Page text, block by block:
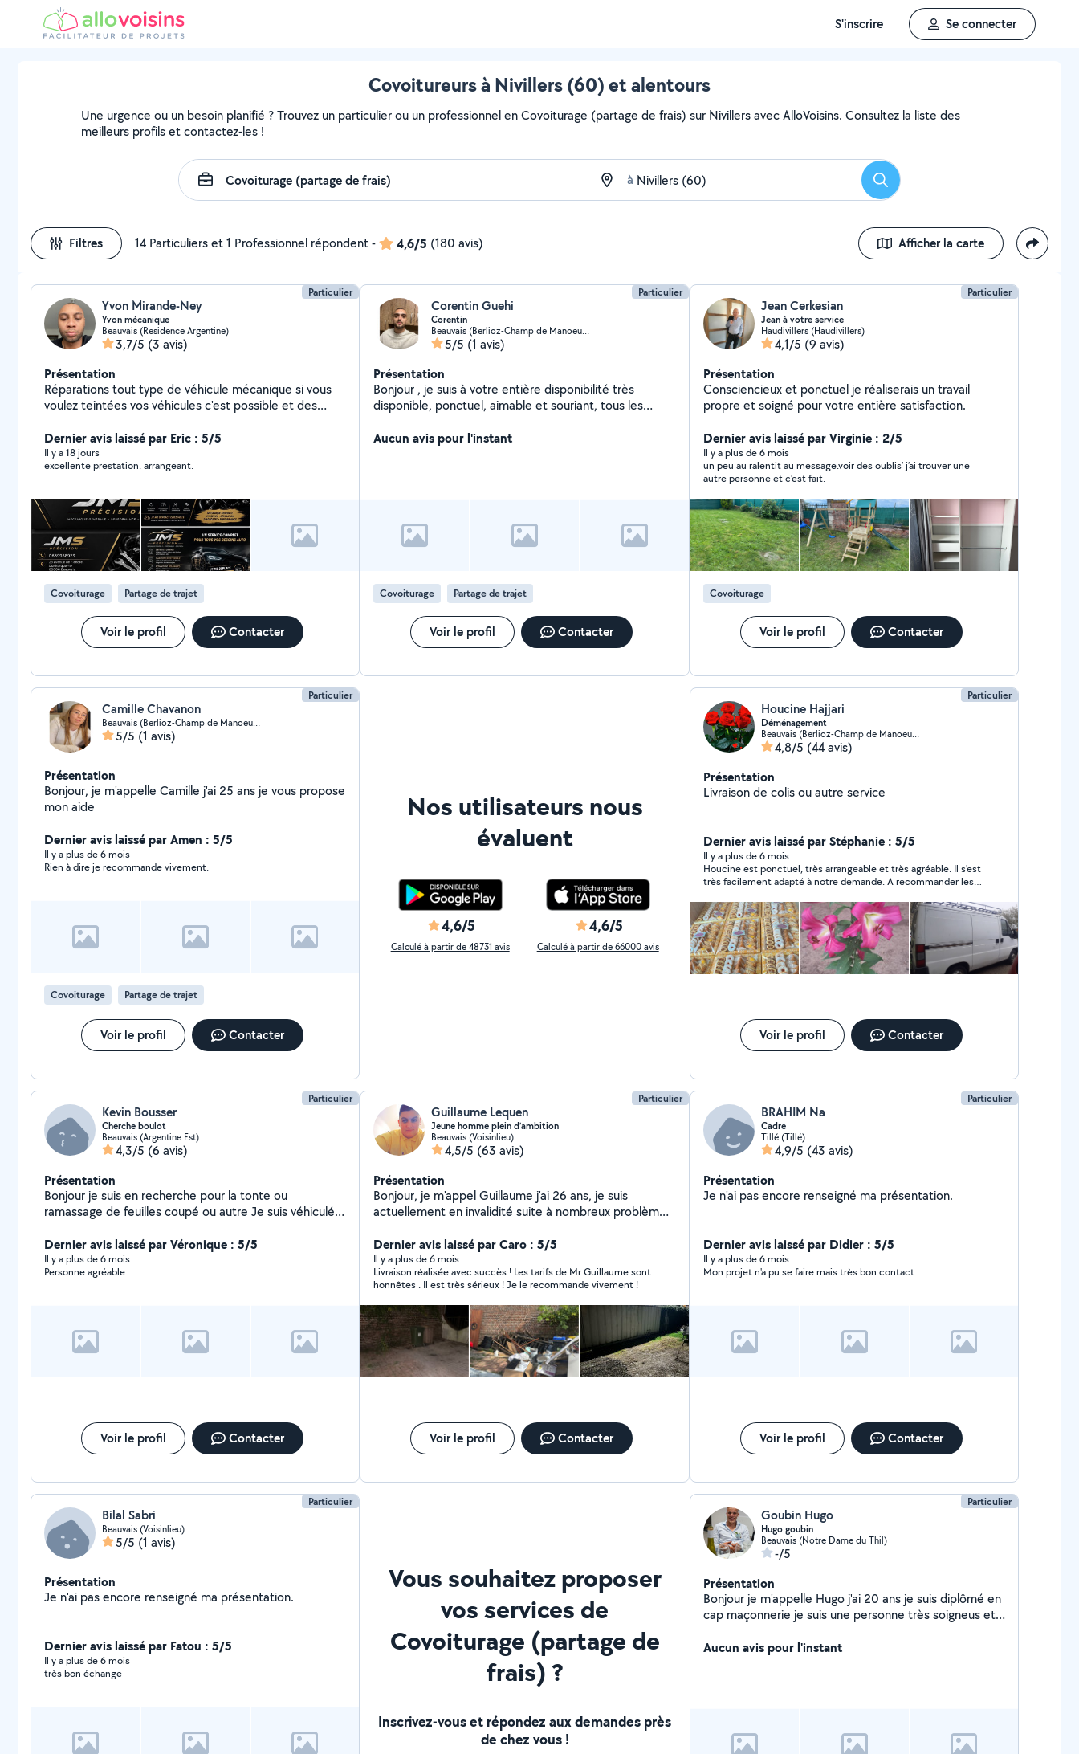
S'inscrire Se connecter
Covoitureurs à Nivillers (60) et alentours
Une urgence ou un besoin planifié ? Trouvez un particulier ou un professionnel en Covoiturage (partage de frais) sur Nivillers avec AlloVoisins. Consultez la liste des
meilleurs profils et contactez-les !
à Rechercher
Filtres 14 Particuliers et 1 Professionnel répondent- 4,6/5 (180 avis) Afficher la carte
Particulier
Yvon Mirande-Ney
Yvon mécanique
Beauvais (Residence Argentine)
3,7/5 (3 avis)
Présentation
Réparations tout type de véhicule mécanique si vous
voulez teintées vos véhicules c'est possible et des
Dernier avis laissé par Eric : 5/5
Il y a 18 jours
excellente prestation. arrangeant.
Covoiturage Partage de trajet
Voir le profil Contacter
Particulier
Corentin Guehi
Corentin
Beauvais (Berlioz-Champ de Manoeuvre)
5/5 (1 avis)
Présentation
Bonjour , je suis à votre entière disponibilité très
disponible, ponctuel, aimable et souriant, tous les
est ma priorité
Aucun avis pour l'instant
Covoiturage Partage de trajet
Voir le profil Contacter
Particulier
Jean Cerkesian
Jean à votre service
Haudivillers (Haudivillers)
4,1/5 (9 avis)
Présentation
Consciencieux et ponctuel je réaliserais un travail
propre et soigné pour votre entière satisfaction.
Dernier avis laissé par Virginie : 2/5
Il y a plus de 6 mois
un peu au ralentit au message.voir des oublis’ j’ai trouver une
autre personne et c’est fait.
Covoiturage
Voir le profil Contacter
Particulier
Camille Chavanon
Beauvais (Berlioz-Champ de Manoeuvre)
5/5 (1 avis)
Présentation
Bonjour, je m'appelle Camille j'ai 25 ans je vous propose
mon aide
Dernier avis laissé par Amen : 5/5
Il y a plus de 6 mois
Rien à dire je recommande vivement.
Covoiturage Partage de trajet
Voir le profil Contacter
Nos utilisateurs nous
évaluent
4,6/5
Calculé à partir de 48731 avis
4,6/5
Calculé à partir de 66000 avis
Particulier
Houcine Hajjari
Déménagement
Beauvais (Berlioz-Champ de Manoeuvre)
4,8/5 (44 avis)
Présentation
Livraison de colis ou autre service
Dernier avis laissé par Stéphanie : 5/5
Il y a plus de 6 mois
Houcine est ponctuel, très arrangeable et très agréable. Il s'est
très facilement adapté à notre demande. A recommander les
Voir le profil Contacter
Particulier
Kevin Bousser
Cherche boulot
Beauvais (Argentine Est)
4,3/5 (6 avis)
Présentation
Bonjour je suis en recherche pour la tonte ou
ramassage de feuilles coupé ou autre Je suis véhiculé
Dernier avis laissé par Véronique : 5/5
Il y a plus de 6 mois
Personne agréable
Voir le profil Contacter
Particulier
Guillaume Lequen
Jeune homme plein d’ambition
Beauvais (Voisinlieu)
4,5/5 (63 avis)
Présentation
Bonjour, je m'appel Guillaume j'ai 26 ans, je suis
actuellement en invalidité suite à nombreux problèmes
sans problème. Passionné par les espaces verts et la
cuisine je suis disponible pour entretenir vos jardins ou
de m'occuper du repas de vos différents événements.
Motivé, serviable et professionnel j'attend vos
demandes avec grand plaisir.
Dernier avis laissé par Caro : 5/5
Il y a plus de 6 mois
Livraison réalisée avec succès ! Les tarifs de Mr Guillaume sont
honnêtes . Il est très sérieux ! Je le recommande vivement !
Voir le profil Contacter
Particulier
BRAHIM Na
Cadre
Tillé (Tillé)
4,9/5 (43 avis)
Présentation
Je n'ai pas encore renseigné ma présentation.
Dernier avis laissé par Didier : 5/5
Il y a plus de 6 mois
Mon projet n'a pu se faire mais très bon contact
Voir le profil Contacter
Particulier
Bilal Sabri
Beauvais (Voisinlieu)
5/5 (1 avis)
Présentation
Je n'ai pas encore renseigné ma présentation.
Dernier avis laissé par Fatou : 5/5
Il y a plus de 6 mois
très bon échange
Vous souhaitez proposer
vos services de
Covoiturage (partage de
frais) ?
Inscrivez-vous et répondez aux demandes près
de chez vous !
Particulier
Goubin Hugo
Hugo goubin
Beauvais (Notre Dame du Thil)
-/5
Présentation
Bonjour je m'appelle Hugo j'ai 20 ans je suis diplômé en
cap maçonnerie je suis une personne très soigneus et
Aucun avis pour l'instant